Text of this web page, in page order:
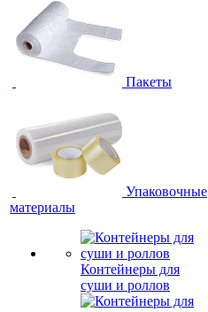
Пакеты
Упаковочные
материалы
Контейнеры для
суши и роллов